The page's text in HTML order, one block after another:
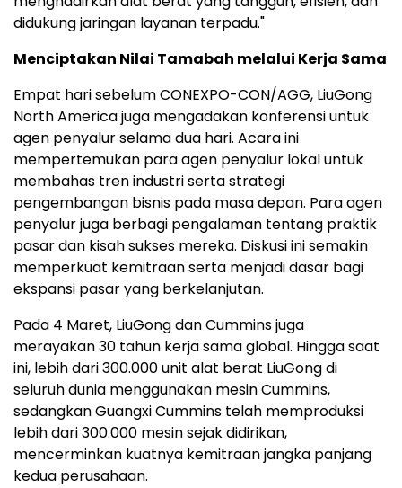
didukung jaringan layanan terpadu."
Menciptakan Nilai Tamabah melalui Kerja Sama
Empat hari sebelum CONEXPO-CON/AGG, LiuGong
North America juga mengadakan konferensi untuk
agen penyalur selama dua hari. Acara ini
mempertemukan para agen penyalur lokal untuk
membahas tren industri serta strategi
pengembangan bisnis pada masa depan. Para agen
penyalur juga berbagi pengalaman tentang praktik
pasar dan kisah sukses mereka. Diskusi ini semakin
memperkuat kemitraan serta menjadi dasar bagi
ekspansi pasar yang berkelanjutan.
Pada 4 Maret, LiuGong dan Cummins juga
merayakan 30 tahun kerja sama global. Hingga saat
ini, lebih dari 300.000 unit alat berat LiuGong di
seluruh dunia menggunakan mesin Cummins,
sedangkan Guangxi Cummins telah memproduksi
lebih dari 300.000 mesin sejak didirikan,
mencerminkan kuatnya kemitraan jangka panjang
kedua perusahaan.